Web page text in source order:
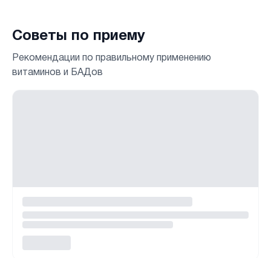
Советы по приему
Рекомендации по правильному применению
витаминов и БАДов